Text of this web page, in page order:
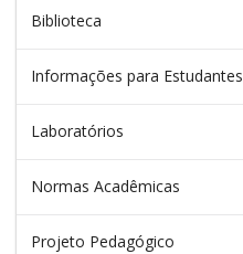
Biblioteca
Informações para Estudantes
Laboratórios
Normas Acadêmicas
Projeto Pedagógico